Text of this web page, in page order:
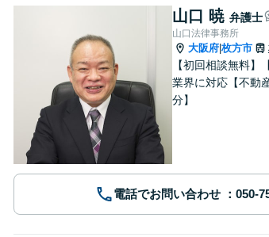
山口 暁 弁護士
山口法律事務所
大阪府 枚方市
【初回相談無料
業界に対応【不動
分】
電話でお問い合わせ